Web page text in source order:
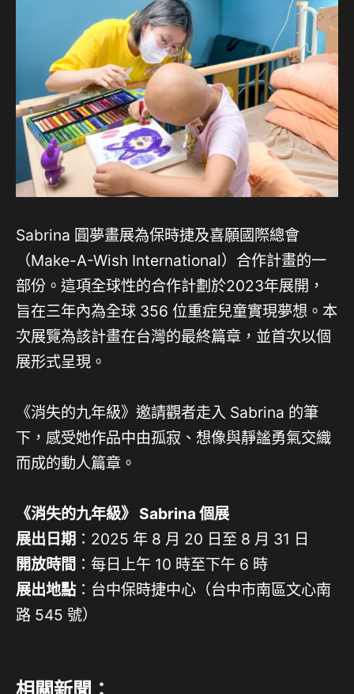
Sabrina 圓夢畫展為保時捷及喜願國際總會
（Make-A-Wish International）合作計畫的一
部份。這項全球性的合作計劃於2023年展開，
旨在三年內為全球 356 位重症兒童實現夢想。本
次展覽為該計畫在台灣的最終篇章，並首次以個
展形式呈現。
《消失的九年級》邀請觀者走入 Sabrina 的筆
下，感受她作品中由孤寂、想像與靜謐勇氣交織
而成的動人篇章。
《消失的九年級》 Sabrina 個展
展出日期 ：2025 年 8 月 20 日至 8 月 31 日
開放時間 ：每日上午 10 時至下午 6 時
展出地點：台中保時捷中心（台中市南區文心南
路 545 號）